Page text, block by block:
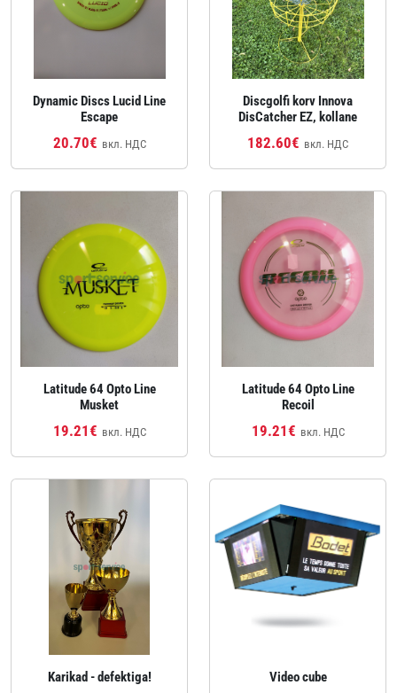
Dynamic Discs Lucid Line
Escape
20.70€ вкл. НДС
Discgolfi korv Innova
DisCatcher EZ, kollane
182.60€ вкл. НДС
Latitude 64 Opto Line
Musket
19.21€ вкл. НДС
Latitude 64 Opto Line
Recoil
19.21€ вкл. НДС
Karikad - defektiga! Video cube